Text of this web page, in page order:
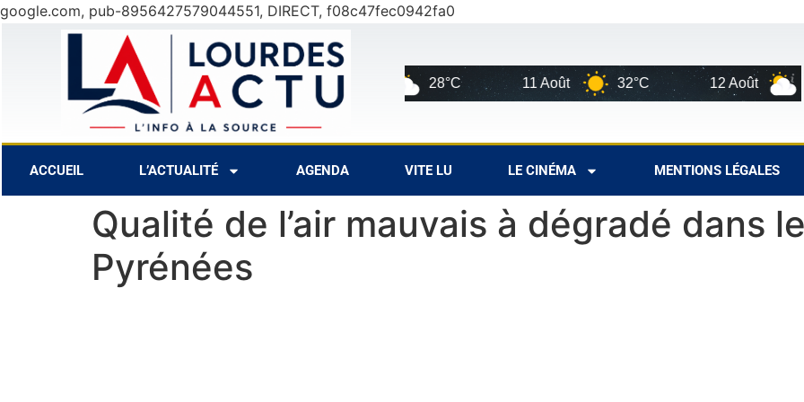
google.com, pub-8956427579044551, DIRECT, f08c47fec0942fa0
9 Août 30°C 10 Août 28°C 11 Août 32°C 12 Août 29°C
ACCUEIL L’ACTUALITÉ AGENDA VITE LU LE CINÉMA MENTIONS LÉGALES
Qualité de l’air mauvais à dégradé dans
Pyrénées